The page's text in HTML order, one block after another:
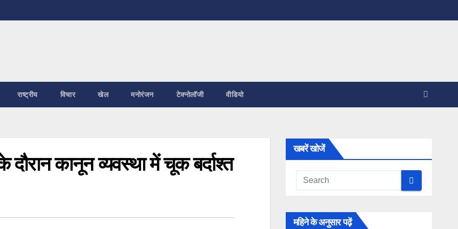
राष्ट्रीय विचार खेल मनोरंजन टेक्नोलॉजी वीडियो
दौरान कानून व्यवस्था में चूक बर्दाश्त
खबरें खोजें
महिने के अनुसार पढ़ें